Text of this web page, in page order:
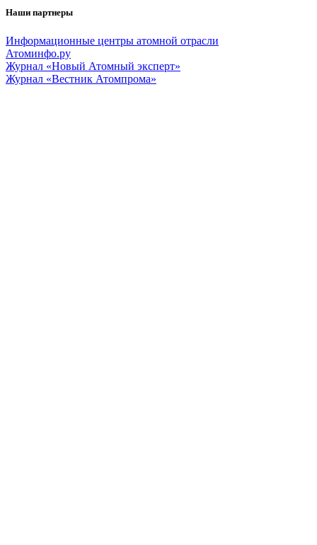
Наши партнеры
Информационные центры атомной отрасли
Атоминфо.ру
Журнал «Новый Атомный эксперт»
Журнал «Вестник Атомпрома»